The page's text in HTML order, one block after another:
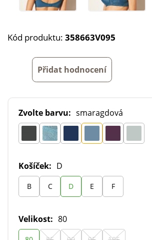
Kód produktu: 358663V095
Přidat hodnocení
Zvolte barvu: smaragdová
Košíček: D
B C D E F
Velikost: 80